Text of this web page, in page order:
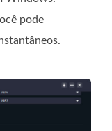
pode